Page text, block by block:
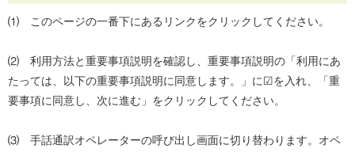
⑴ このページの一番下にあるリンクをクリックしてください。
⑵ 利用方法と重要事項説明を確認し、重要事項説明の「利用にあ
たっては、以下の重要事項説明に同意します。」に☑を入れ、「重
要事項に同意し、次に進む」をクリックしてください。
⑶ 手話通訳オペレーターの呼び出し画面に切り替わります。オペ